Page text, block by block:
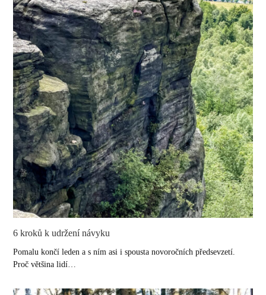
6 kroků k udržení návyku
Pomalu končí leden a s ním asi i spousta novoročních předsevzetí.
Proč většina lidí…